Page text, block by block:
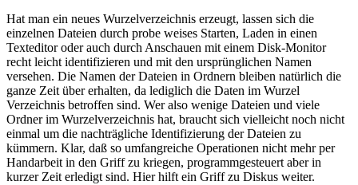
Hat man ein neues Wurzelverzeichnis erzeugt, lassen sich die
einzelnen Dateien durch probe weises Starten, Laden in einen
Texteditor oder auch durch Anschauen mit einem Disk-Monitor
recht leicht identifizieren und mit den ursprünglichen Namen
versehen. Die Namen der Dateien in Ordnern bleiben natürlich die
ganze Zeit über erhalten, da lediglich die Daten im Wurzel
Verzeichnis betroffen sind. Wer also wenige Dateien und viele
Ordner im Wurzelverzeichnis hat, braucht sich vielleicht noch nicht
einmal um die nachträgliche Identifizierung der Dateien zu
kümmern. Klar, daß so umfangreiche Operationen nicht mehr per
Handarbeit in den Griff zu kriegen, programmgesteuert aber in
kurzer Zeit erledigt sind. Hier hilft ein Griff zu Diskus weiter.